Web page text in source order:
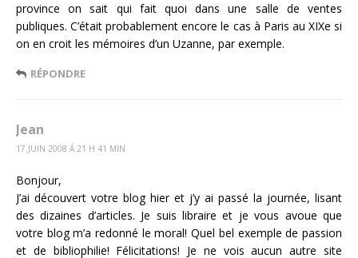
province on sait qui fait quoi dans une salle de ventes
publiques. C’était probablement encore le cas à Paris au XIXe si
on en croit les mémoires d’un Uzanne, par exemple.
RÉPONDRE
Jean
17 JUIN 2008 Á 21 H 41 MIN
Bonjour,
J’ai découvert votre blog hier et j’y ai passé la journée, lisant
des dizaines d’articles. Je suis libraire et je vous avoue que
votre blog m’a redonné le moral! Quel bel exemple de passion
et de bibliophilie! Félicitations! Je ne vois aucun autre site